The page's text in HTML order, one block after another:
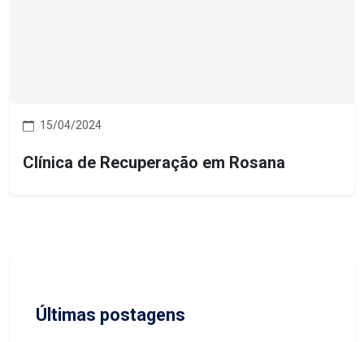
15/04/2024
Clínica de Recuperação em Rosana
Últimas postagens